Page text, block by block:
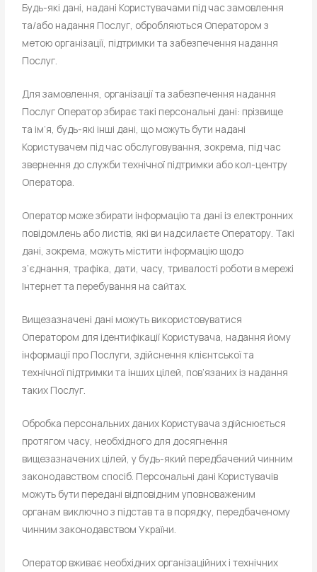
Будь-які дані, надані Користувачами під час замовлення
та/або надання Послуг, обробляються Оператором з
метою організації, підтримки та забезпечення надання
Послуг.
Для замовлення, організації та забезпечення надання
Послуг Оператор збирає такі персональні дані: прізвище
та ім’я, будь-які інші дані, що можуть бути надані
Користувачем під час обслуговування, зокрема, під час
звернення до служби технічної підтримки або кол-центру
Оператора.
Оператор може збирати інформацію та дані із електронних
повідомлень або листів, які ви надсилаєте Оператору. Такі
дані, зокрема, можуть містити інформацію щодо
з’єднання, трафіка, дати, часу, тривалості роботи в мережі
Інтернет та перебування на сайтах.
Вищезазначені дані можуть використовуватися
Оператором для ідентифікації Користувача, надання йому
інформації про Послуги, здійснення клієнтської та
технічної підтримки та інших цілей, пов’язаних із надання
таких Послуг.
Обробка персональних даних Користувача здійснюється
протягом часу, необхідного для досягнення
вищезазначених цілей, у будь-який передбачений чинним
законодавством спосіб. Персональні дані Користувачів
можуть бути передані відповідним уповноваженим
органам виключно з підстав та в порядку, передбаченому
чинним законодавством України.
Оператор вживає необхідних організаційних і технічних